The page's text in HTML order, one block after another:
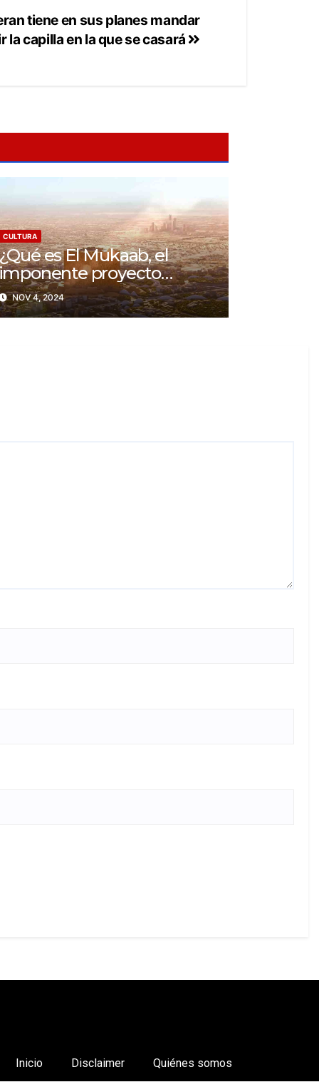
tiene en sus planes mandar
la capilla en la que se casará
CULTURA
es El Mukaab, el
proyecto
en Arabia
NOV 4, 2024
Inicio Disclaimer Quiénes somos